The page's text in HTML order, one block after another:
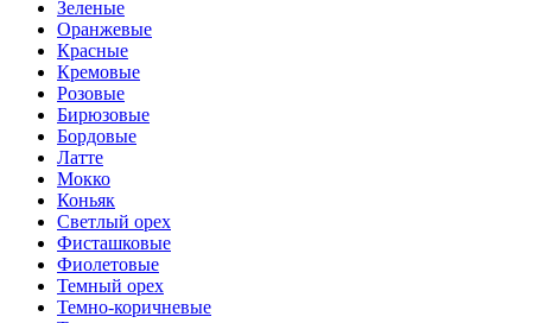
Зеленые
Оранжевые
Красные
Кремовые
Розовые
Бирюзовые
Бордовые
Латте
Мокко
Коньяк
Светлый орех
Фисташковые
Фиолетовые
Темный орех
Темно-коричневые